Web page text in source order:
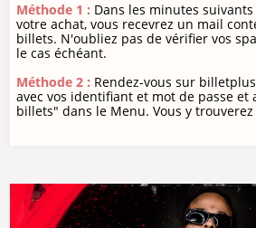
Méthode 1 : Dans les minutes
votre achat, vous recevrez un mail
billets. N'oubliez pas de vérifier vos
le cas échéant.
Méthode 2 : Rendez-vous sur
avec vos identifiant et mot de passe et
billets" dans le Menu. Vous y